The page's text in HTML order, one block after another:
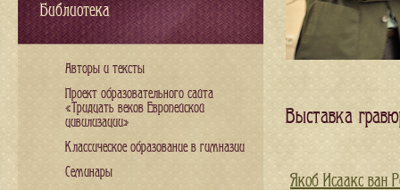
Выставка
Якоб Исаакс ван
Библиотека
Авторы и тексты
Проект образовательного сайта
«Тридцать веков Европейской
цивилизации»
Классическое образование в гимназии
Семинары